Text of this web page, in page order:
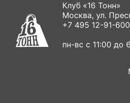
Клуб «16 Тонн»
Москва, ул.
+7 495 12-91-
пн-вс с 11:00 до